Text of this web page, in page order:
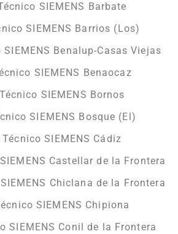
SIEMENS Barbate
SIEMENS Barrios (Los)
Benalup-Casas Viejas
SIEMENS Benaocaz
SIEMENS Bornos
SIEMENS Bosque (El)
SIEMENS Cádiz
Castellar de la Frontera
Chiclana de la Frontera
SIEMENS Chipiona
SIEMENS Conil de la Frontera